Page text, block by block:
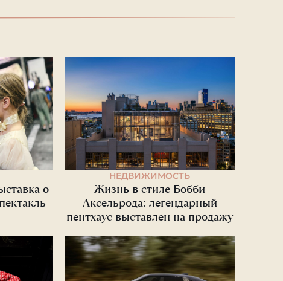
о
НЕДВИЖИМОСТЬ
Жизнь в стиле Бобби
Аксельрода: легендарный
пентхаус выставлен на продажу